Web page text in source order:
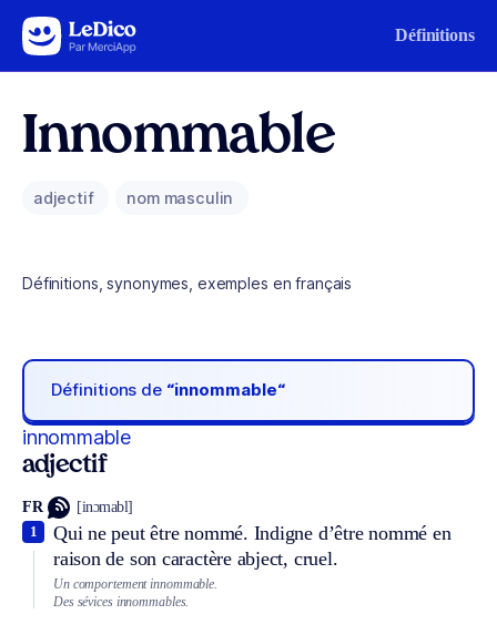
Aller au contenu Définitions
Innommable
adjectif nom masculin
Définitions, synonymes, exemples en français
Définitions de “innommable“
innommable
adjectif
FR [inɔmabl]
Qui ne peut être nommé. Indigne d’être nommé en
raison de son caractère abject, cruel.
1
Un comportement innommable.
Des sévices innommables.